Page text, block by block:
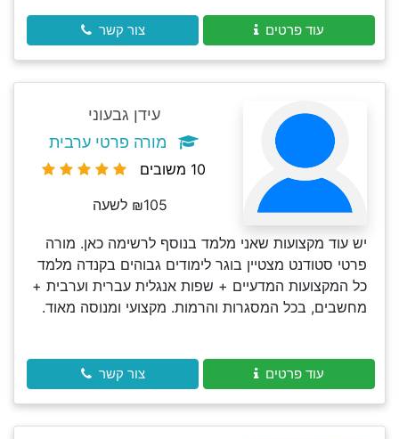
עוד פרטים צור קשר
עידן גבעוני
מורה פרטי ערבית
10 משובים
₪105 לשעה
יש עוד מקצועות שאני מלמד בנוסף לרשימה כאן. מורה
פרטי סטודנט מצטיין בוגר לימודים גבוהים בקנדה מלמד
כל המקצועות המדעיים + שפות אנגלית עברית וערבית +
מחשבים, בכל המסגרות והרמות. מקצועי ומנוסה מאוד.
עוד פרטים צור קשר